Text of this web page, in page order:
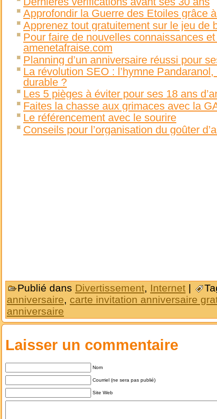
Approfondir la Guerre des Etoiles grâce
Apprenez tout gratuitement sur le jeu de
Pour faire de nouvelles connaissances et
amenetafraise.com
Planning d’un anniversaire réussi pour
La révolution SEO : l’hymne
durable ?
Les 5 pièges à éviter pour ses 18 ans
Faites la chasse aux grimaces avec la
Le référencement avec le sourire
Conseils pour l’organisation du goûter
Publié dans Divertissement, Internet |
anniversaire, carte invitation anniversaire
anniversaire
Laisser un commentaire
Nom
Courriel (ne sera pas publié)
Site Web